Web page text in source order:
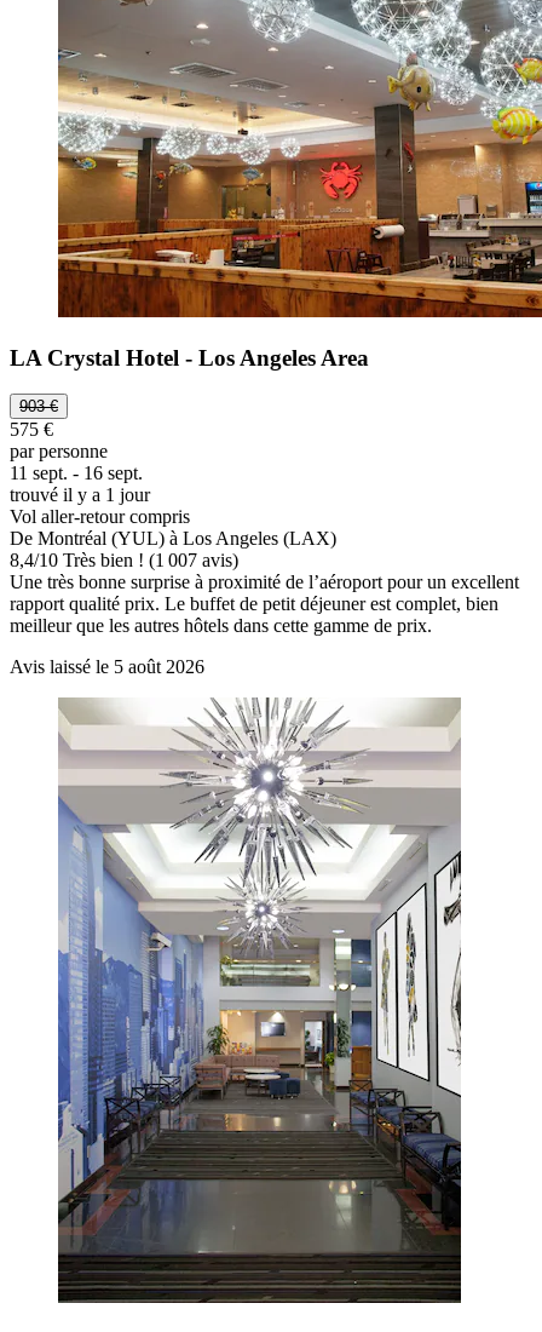
LA Crystal Hotel - Los Angeles Area
903 €
575 €
par personne
11 sept. - 16 sept.
trouvé il y a 1 jour
Vol aller-retour compris
De Montréal (YUL) à Los Angeles (LAX)
8,4/10 Très bien ! (1 007 avis)
Une très bonne surprise à proximité de l’aéroport pour un excellent
rapport qualité prix. Le buffet de petit déjeuner est complet, bien
meilleur que les autres hôtels dans cette gamme de prix.
Avis laissé le 5 août 2026